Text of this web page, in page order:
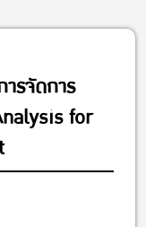
ารจัดการ
for